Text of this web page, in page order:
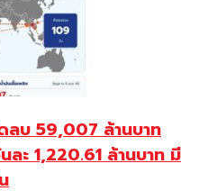
ลบ 59,007 ล้านบาท
ละ 1,220.61 ล้านบาท มี